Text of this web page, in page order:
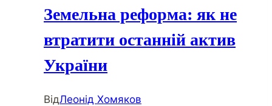
Земельна реформа: як не
втратити останній актив
України
ВідЛеонід Хомяков